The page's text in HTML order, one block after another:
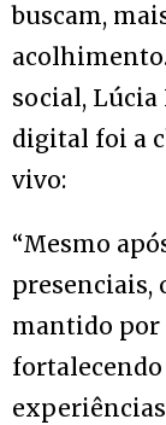
buscam,
social, Lúcia
digital foi a
vivo:
“Mesmo
presenciais,
mantido por
fortalecendo